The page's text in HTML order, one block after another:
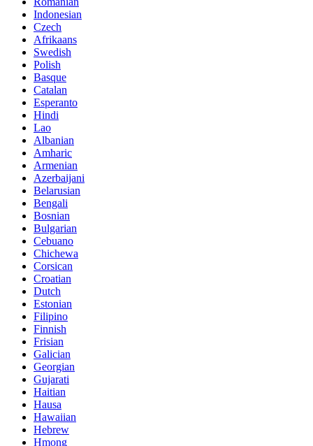
Indonesian
Czech
Afrikaans
Swedish
Polish
Basque
Catalan
Esperanto
Hindi
Lao
Albanian
Amharic
Armenian
Azerbaijani
Belarusian
Bengali
Bosnian
Bulgarian
Cebuano
Chichewa
Corsican
Croatian
Dutch
Estonian
Filipino
Finnish
Frisian
Galician
Georgian
Gujarati
Haitian
Hausa
Hawaiian
Hebrew
Hmong